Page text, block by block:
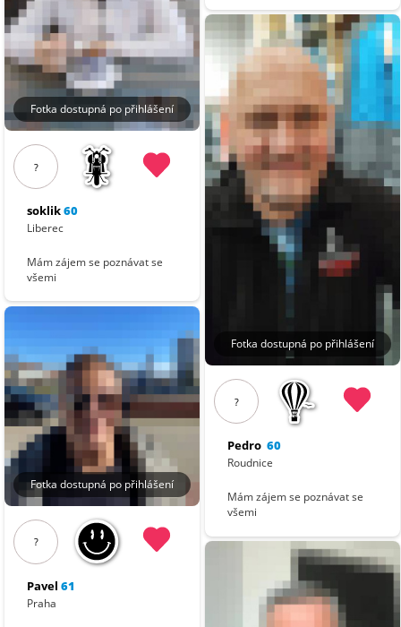
Fotka dostupná po přihlášení
?
soklik60
Liberec
Mám zájem se poznávat se
všemi
Fotka dostupná po přihlášení
?
Pavel 61
Praha
Fotka dostupná po přihlášení
?
Pedro 60
Roudnice
Mám zájem se poznávat se
všemi